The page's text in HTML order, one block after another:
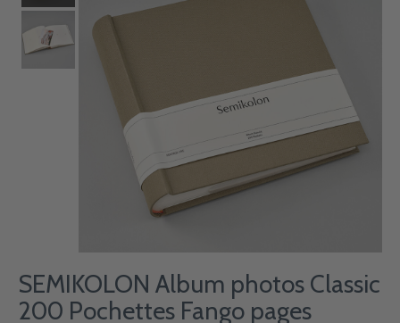
SEMIKOLON Album photos Classic
200 Pochettes Fango pages